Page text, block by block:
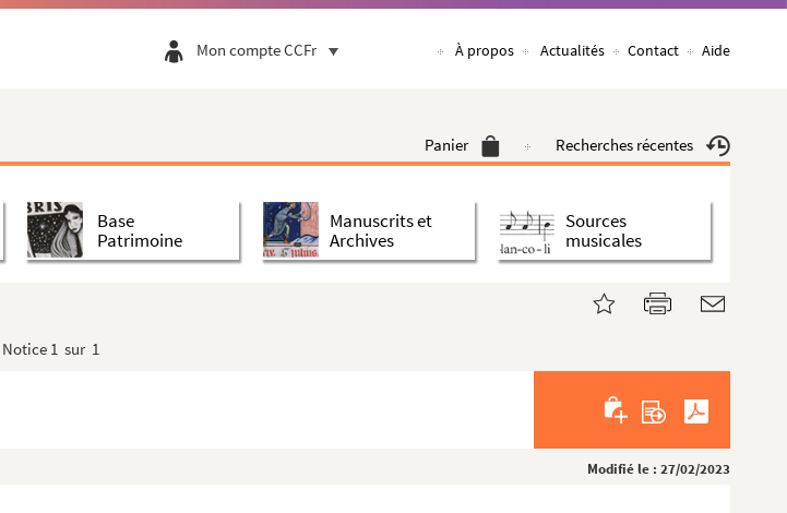
Mon compte CCFr À propos Actualités Contact Aide
Panier Recherches récentes
Base
Patrimoine
Manuscrits et
Archives
Sources
musicales
Notice 1 sur 1
Modifié le : 27/02/2023